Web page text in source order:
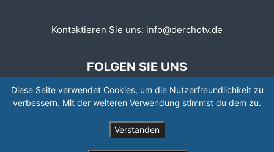
Kontaktieren Sie uns: info@derchotv.de
FOLGEN SIE UNS
Diese Seite verwendet Cookies, um die Nutzerfreundlichkeit zu
verbessern. Mit der weiteren Verwendung stimmst du dem zu.
Verstanden